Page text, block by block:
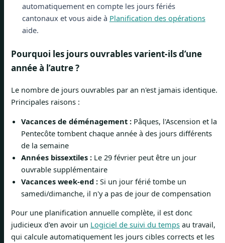
automatiquement en compte les jours fériés
cantonaux et vous aide à Planification des opérations
aide.
Pourquoi les jours ouvrables varient-ils d’une
année à l’autre ?
Le nombre de jours ouvrables par an n'est jamais identique.
Principales raisons :
Vacances de déménagement : Pâques, l'Ascension et la
Pentecôte tombent chaque année à des jours différents
de la semaine
Années bissextiles : Le 29 février peut être un jour
ouvrable supplémentaire
Vacances week-end : Si un jour férié tombe un
samedi/dimanche, il n'y a pas de jour de compensation
Pour une planification annuelle complète, il est donc
judicieux d'en avoir un Logiciel de suivi du temps au travail,
qui calcule automatiquement les jours cibles corrects et les